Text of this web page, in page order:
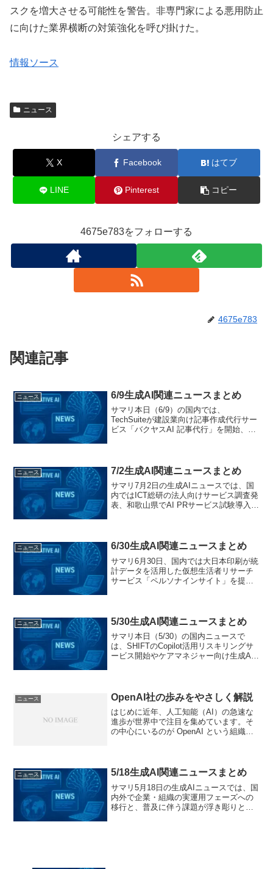
スクを増大させる可能性を警告。非専門家による悪用防止
に向けた業界横断の対策強化を呼び掛けた。
情報ソース
ニュース
シェアする
X Facebook はてブ
LINE Pinterest コピー
4675e783をフォローする
4675e783
関連記事
ニュース 6/9生成AI関連ニュースまとめ
サマリ本日（6/9）の国内では、
TechSuiteが建設業向け記事作成代行サー
ビス「バクヤスAI 記事代行」を開始、株
ニュース 7/2生成AI関連ニュースまとめ
サマリ7月2日の生成AIニュースでは、国
内ではICT総研の法人向けサービス調査発
表、和歌山県でAI PRサービス試験導入、
ニュース 6/30生成AI関連ニュースまとめ
サマリ6月30日、国内では大日本印刷が統
計データを活用した仮想生活者リサーチ
サービス「ペルソナインサイト」を提供
し、徳...
ニュース 5/30生成AI関連ニュースまとめ
サマリ本日（5/30）の国内ニュースで
は、SHIFTのCopilot活用リスキリングサ
ービス開始やケアマネジャー向け生成AI
ニュース OpenAI社の歩みをやさしく解説
はじめに近年、人工知能（AI）の急速な
進歩が世界中で注目を集めています。そ
の中心にいるのが OpenAI という組織で
んな道の...
ニュース 5/18生成AI関連ニュースまとめ
サマリ5月18日の生成AIニュースでは、国
内外で企業・組織の実運用フェーズへの
移行と、普及に伴う課題が浮き彫りとな